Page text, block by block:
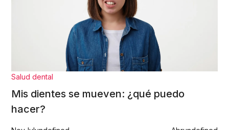
Salud dental
Mis dientes se mueven: ¿qué puedo
hacer?